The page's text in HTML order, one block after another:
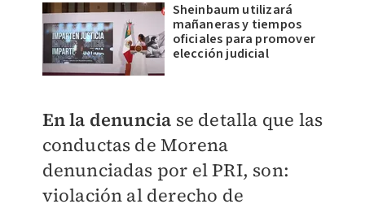
Sheinbaum utilizará
mañaneras y tiempos
oficiales para promover
elección judicial
En la denuncia se detalla que las
conductas de Morena
denunciadas por el PRI, son:
violación al derecho de